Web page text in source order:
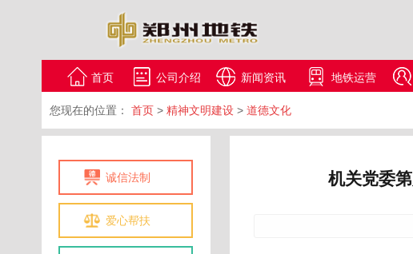
首页 公司介绍 新闻资讯 地铁运营
您现在的位置： 首页 > 精神文明建设 > 道德文化
诚信法制
爱心帮扶
机关党委